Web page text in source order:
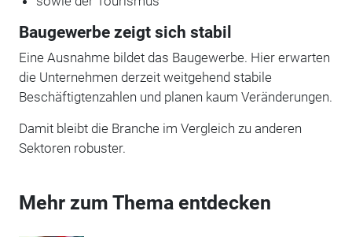
Baugewerbe zeigt sich stabil
Eine Ausnahme bildet das Baugewerbe. Hier erwarten
die Unternehmen derzeit weitgehend stabile
Beschäftigtenzahlen und planen kaum Veränderungen.
Damit bleibt die Branche im Vergleich zu anderen
Sektoren robuster.
Mehr zum Thema entdecken